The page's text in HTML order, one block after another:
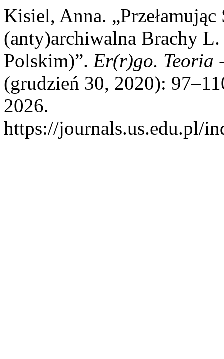
Kisiel, Anna.
(anty)archiwalna Brachy
Polskim)”. Er(r)go. Teoria
(grudzień 30, 2020):
2026.
https://journals.us.edu.pl/